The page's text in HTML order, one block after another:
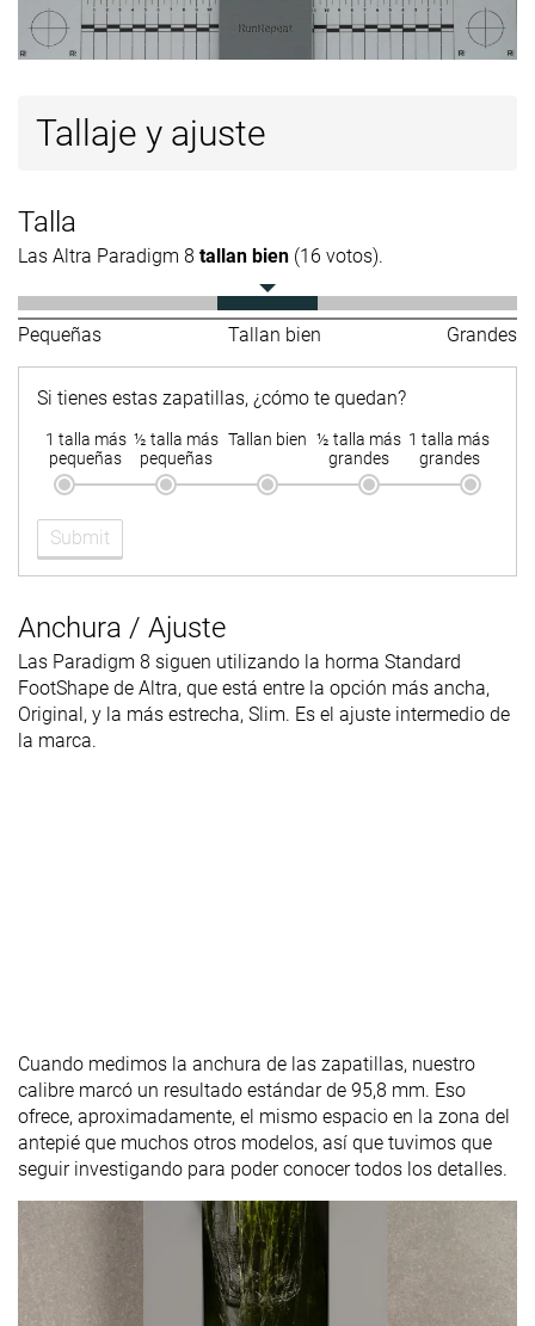
Tallaje y ajuste
Talla
Las Altra Paradigm 8 tallan bien (16 votos).
Pequeñas Tallan bien Grandes
Si tienes estas zapatillas, ¿cómo te quedan?
1 talla más
pequeñas
½ talla más
pequeñas
Tallan bien ½ talla más
grandes
1 talla más
grandes
Submit
Anchura / Ajuste
Las Paradigm 8 siguen utilizando la horma Standard
FootShape de Altra, que está entre la opción más ancha,
Original, y la más estrecha, Slim. Es el ajuste intermedio de
la marca.
Cuando medimos la anchura de las zapatillas, nuestro
calibre marcó un resultado estándar de 95,8 mm. Eso
ofrece, aproximadamente, el mismo espacio en la zona del
antepié que muchos otros modelos, así que tuvimos que
seguir investigando para poder conocer todos los detalles.